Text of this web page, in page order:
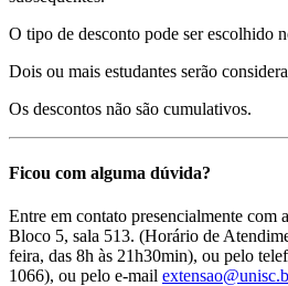
O tipo de desconto pode ser escolhido
Dois ou mais estudantes serão
Os descontos não são cumulativos.
Ficou com alguma dúvida?
Entre em contato presencialmente com
Bloco 5, sala 513. (Horário de
feira, das 8h às 21h30min), ou pelo
1066), ou pelo e-mail